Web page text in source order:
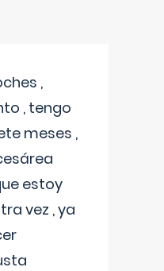
,
, tengo
meses ,
estoy
vez , ya